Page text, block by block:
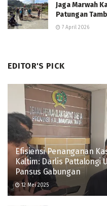
Jaga Marwah
Patungan
7 April 2026
EDITOR'S PICK
Efisiensi Penanganan
Kaltim: Darlis Pattalongi
Pansus Gabungan
12 Mei 2025